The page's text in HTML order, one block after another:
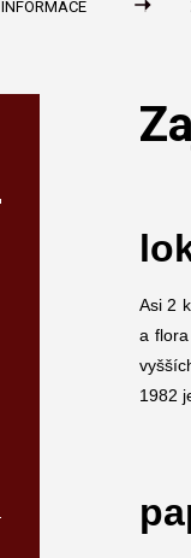
INFORMACE
Asi 2
a
1982